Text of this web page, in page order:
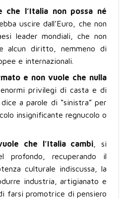
che l’Italia non possa né
uscire dall’Euro, che non
leader mondiali, che non
alcun diritto, nemmeno di
e internazionali.
e non vuole che nulla
privilegi di casta e di
a parole di “sinistra” per
insignificante regnucolo o
che l’Italia cambi , si
profondo, recuperando il
culturale indiscussa, la
industria, artigianato e
farsi promotrice di pensiero